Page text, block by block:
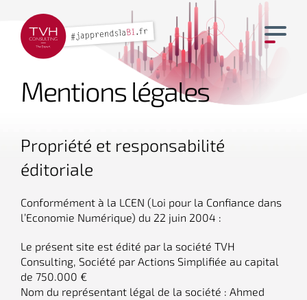
Mentions légales
Propriété et responsabilité
éditoriale
Conformément à la LCEN (Loi pour la Confiance dans
l’Economie Numérique) du 22 juin 2004 :
Le présent site est édité par la société TVH
Consulting, Société par Actions Simplifiée au capital
de 750.000 €
Nom du représentant légal de la société : Ahmed